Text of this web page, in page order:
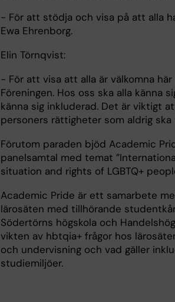
- För att stödja och visa på att alla
Ewa Ehrenborg.
Elin Törnqvist:
- För att visa att alla är välkomna
Föreningen. Hos oss ska alla känna
känna sig inkluderad. Det är viktigt
personers rättigheter som aldrig ska
Förutom paraden bjöd Academic
panelsamtal med temat
situation and rights of LGBTQ+
Academic Pride är ett samarbete
lärosäten med tillhörande
Södertörns högskola och
vikten av hbtqia+ frågor hos
och undervisning och vad gäller
studiemiljöer.